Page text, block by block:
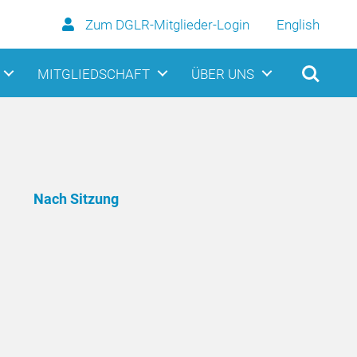
Zum DGLR-Mitglieder-Login English
MITGLIEDSCHAFT ÜBER UNS
Nach Sitzung